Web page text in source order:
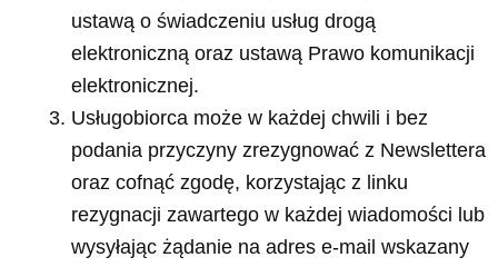
ustawą o świadczeniu usług drogą
elektroniczną oraz ustawą Prawo komunikacji
elektronicznej.
Usługobiorca może w każdej chwili i bez
podania przyczyny zrezygnować z Newslettera
oraz cofnąć zgodę, korzystając z linku
rezygnacji zawartego w każdej wiadomości lub
wysyłając żądanie na adres e-mail wskazany